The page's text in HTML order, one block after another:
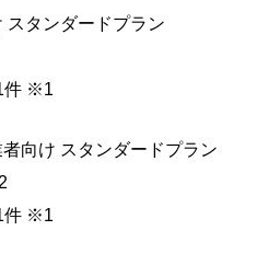
スタンダードプラン
件 ※1
向け スタンダードプラン
件 ※1